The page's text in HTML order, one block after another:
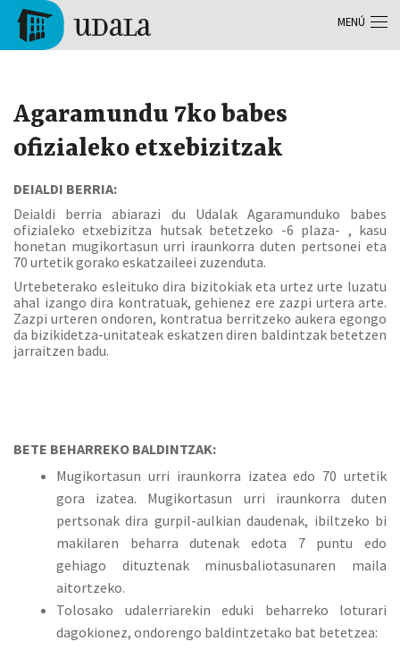
Pasar al contenido principal
Agaramundu 7ko babes
ofizialeko etxebizitzak
DEIALDI BERRIA:
Deialdi berria abiarazi du Udalak Agaramunduko babes
ofizialeko etxebizitza hutsak betetzeko -6 plaza- , kasu
honetan mugikortasun urri iraunkorra duten pertsonei eta
70 urtetik gorako eskatzaileei zuzenduta.
Urtebeterako esleituko dira bizitokiak eta urtez urte luzatu
ahal izango dira kontratuak, gehienez ere zazpi urtera arte.
Zazpi urteren ondoren, kontratua berritzeko aukera egongo
da bizikidetza-unitateak eskatzen diren baldintzak betetzen
jarraitzen badu.
BETE BEHARREKO BALDINTZAK:
Mugikortasun urri iraunkorra izatea edo 70 urtetik
gora izatea. Mugikortasun urri iraunkorra duten
pertsonak dira gurpil-aulkian daudenak, ibiltzeko bi
makilaren beharra dutenak edota 7 puntu edo
gehiago dituztenak minusbaliotasunaren maila
aitortzeko.
Tolosako udalerriarekin eduki beharreko loturari
dagokionez, ondorengo baldintzetako bat betetzea:
MENÚ